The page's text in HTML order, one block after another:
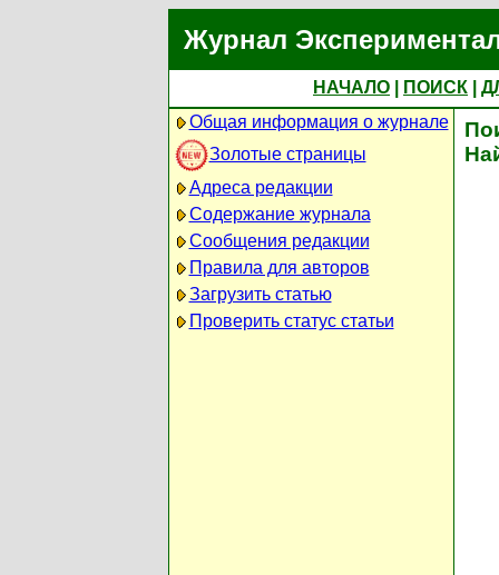
Журнал
НАЧАЛО ПОИСК
Общая информация о журнале
Золотые страницы
Адреса редакции
Содержание журнала
Сообщения редакции
Правила для авторов
Загрузить статью
Проверить статус статьи